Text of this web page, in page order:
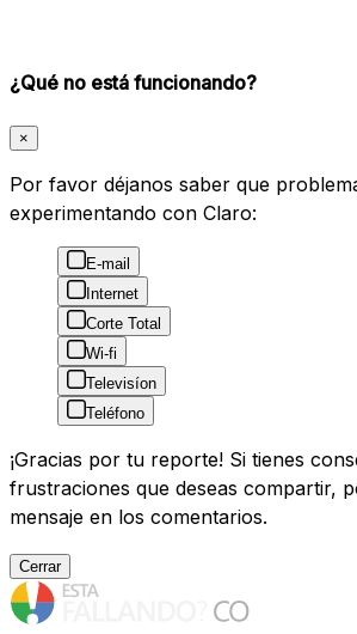
¿Qué no está funcionando?
×
Por favor déjanos saber que
experimentando con Claro:
E-mail
Internet
Corte Total
Wi-fi
Televisíon
Teléfono
¡Gracias por tu reporte! Si tienes
frustraciones que deseas compartir,
mensaje en los comentarios.
Cerrar